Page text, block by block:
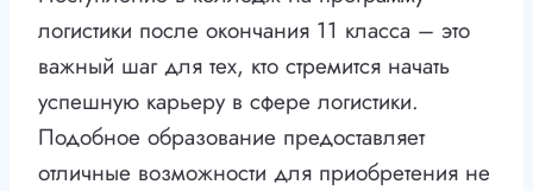
логистики после окончания 11 класса – это
важный шаг для тех, кто стремится начать
успешную карьеру в сфере логистики.
Подобное образование предоставляет
отличные возможности для приобретения не